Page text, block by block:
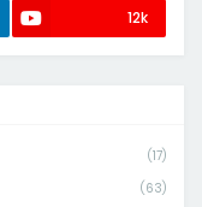
12k
(17)
(63)